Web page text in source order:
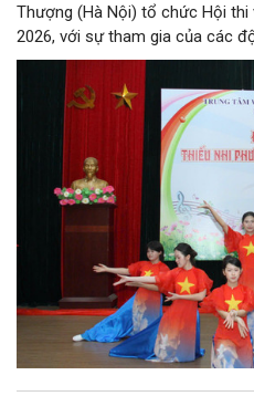
Thượng (Hà Nội) tổ chức Hội thi
2026, với sự tham gia của các
phố trên địa bàn.